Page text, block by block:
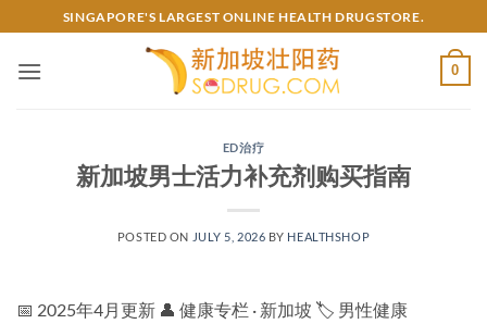
to
content
SINGAPORE'S LARGEST ONLINE HEALTH DRUGSTORE.
0
ED治疗
新加坡男士活力补充剂购买指南
POSTED ON JULY 5, 2026 BY HEALTHSHOP
📅 2025年4月更新 👤 健康专栏 · 新加坡 🏷️ 男性健康